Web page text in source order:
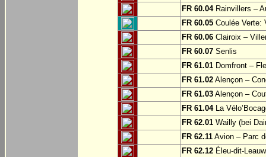
FR 60.04Rainvillers –
FR 60.05 Coulée Verte:
FR 60.06 Clairoix –
FR 60.07 Senlis
FR 61.01 Domfront –
FR 61.02 Alençon –
FR 61.03 Alençon –
FR 61.04La
FR 62.01 Wailly (bei
FR 62.11 Avion – Parc
FR 62.12 Éleu-dit-